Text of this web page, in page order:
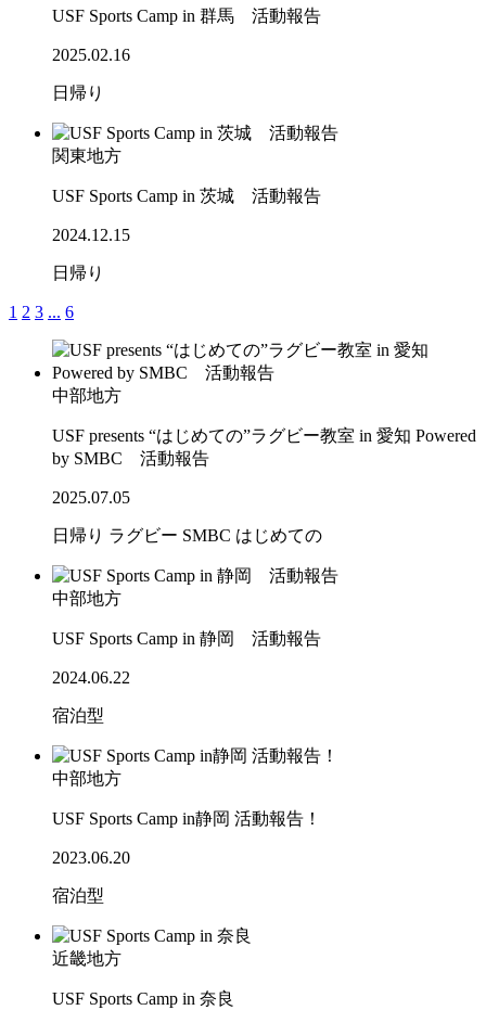
USF Sports Camp in 群馬 活動報告
2025.02.16
日帰り
関東地方
USF Sports Camp in 茨城 活動報告
2024.12.15
日帰り
1 2 3 ... 6
中部地方
USF presents “はじめての”ラグビー教室 in 愛知 Powered
by SMBC 活動報告
2025.07.05
日帰り ラグビー SMBC はじめての
中部地方
USF Sports Camp in 静岡 活動報告
2024.06.22
宿泊型
中部地方
USF Sports Camp in静岡 活動報告！
2023.06.20
宿泊型
近畿地方
USF Sports Camp in 奈良